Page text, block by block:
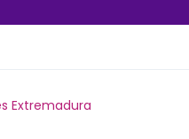
Extremadura